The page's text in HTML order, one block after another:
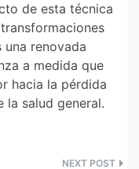
de esta técnica
renovada
a medida que
hacia la pérdida
la salud general.